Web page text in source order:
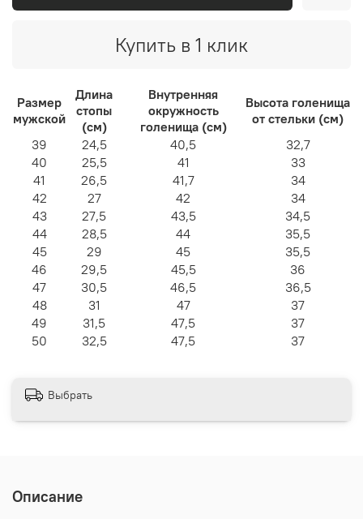
Купить в 1 клик
Размер
мужской
Длина
стопы
(см)
Внутренняя
окружность
голенища (см)
Высота голенища
от стельки (см)
39
24,5 40,5
32,7
40
25,5 41
33
41
26,5 41,7
34
42
27 42
34
43
27,5 43,5
34,5
44
28,5 44
35,5
45
29 45
35,5
46
29,5 45,5
36
47
30,5 46,5
36,5
48
31 47
37
49
31,5 47,5
37
50
32,5 47,5 37
Выбрать
Описание